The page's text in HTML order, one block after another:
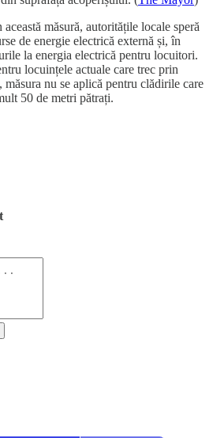
această măsură, autoritățile locale speră
de energie electrică externă și, în
la energia electrică pentru locuitori.
locuințele actuale care trec prin
nu se aplică pentru clădirile care
50 de metri pătrați.